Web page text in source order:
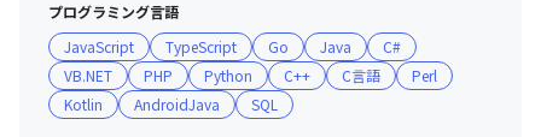
プログラミング言語
JavaScript
TypeScript Go Java
C#
VB.NET
PHP Python C++ C言語
Perl
Kotlin
AndroidJava SQL